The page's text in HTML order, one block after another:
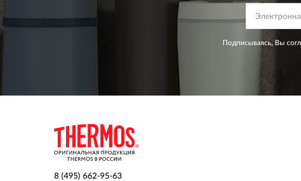
Подписываясь, Вы
8 (495) 662-95-63